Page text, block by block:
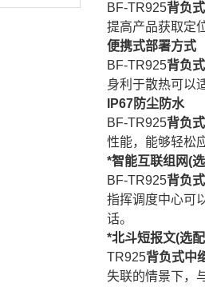
BF-TR925背负
提高产品获取定
便携式部署方式
BF-TR925背负
身利于散热可以
IP67防尘防水
BF-TR925背负
性能，能够轻松
*智能互联组网(
BF-TR925背负
指挥调度中心可
话。
*北斗短报文(选
TR925背负式中
失联的情景下，